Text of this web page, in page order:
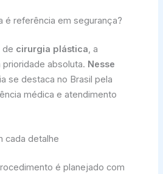
é referência em segurança?
de cirurgia plástica, a
absoluta. Nesse
se destaca no Brasil pela
médica e atendimento
cada detalhe
é planejado com